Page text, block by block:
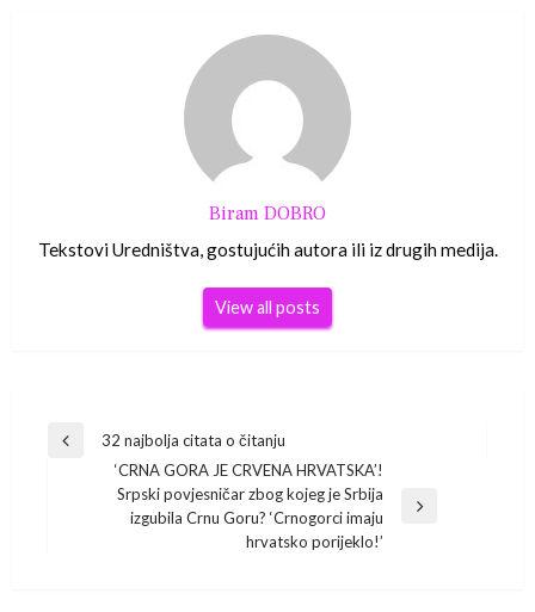
Biram DOBRO
Tekstovi Uredništva, gostujućih autora ili iz drugih medija.
View all posts
Navigacija
objava
Previous
32 najbolja citata o čitanju
‘CRNA GORA JE CRVENA HRVATSKA’!
Srpski povjesničar zbog kojeg je Srbija
izgubila Crnu Goru? ‘Crnogorci imaju
hrvatsko porijeklo!’